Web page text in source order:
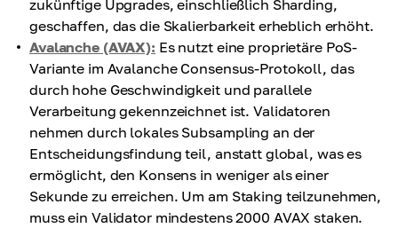
zukünftige Upgrades, einschließlich Sharding,
geschaffen, das die Skalierbarkeit erheblich erhöht.
Avalanche (AVAX): Es nutzt eine proprietäre PoS-
Variante im Avalanche Consensus-Protokoll, das
durch hohe Geschwindigkeit und parallele
Verarbeitung gekennzeichnet ist. Validatoren
nehmen durch lokales Subsampling an der
Entscheidungsfindung teil, anstatt global, was es
ermöglicht, den Konsens in weniger als einer
Sekunde zu erreichen. Um am Staking teilzunehmen,
muss ein Validator mindestens 2000 AVAX staken.